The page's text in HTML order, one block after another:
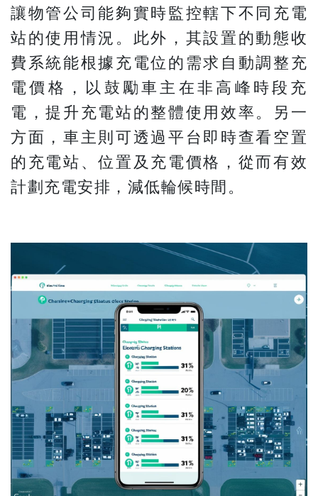
讓物管公司能夠實時監控轄下不同充電
站的使用情況。此外，其設置的動態收
費系統能根據充電位的需求自動調整充
電價格，以鼓勵車主在非高峰時段充
電，提升充電站的整體使用效率。另一
方面，車主則可透過平台即時查看空置
的充電站、位置及充電價格，從而有效
計劃充電安排，減低輪候時間。